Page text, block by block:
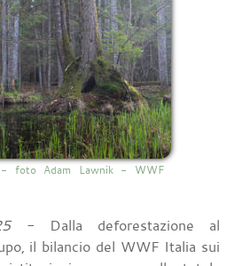
- foto Adam Lawnik - WWF
- Dalla deforestazione al
il bilancio del WWF Italia sui